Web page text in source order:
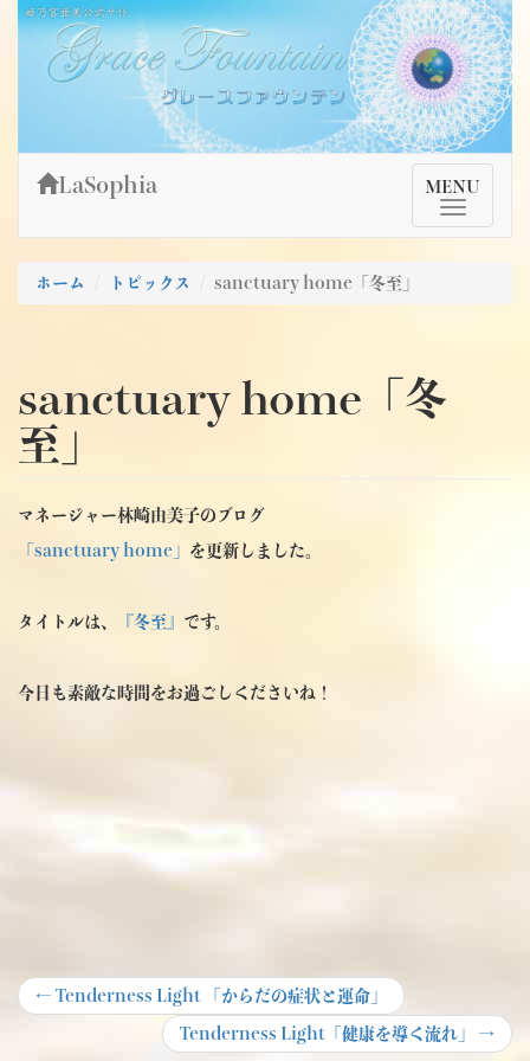
Skip
content
姫乃宮亜美公式サイト～Grace Fountain～
グレースファウンテン
TMenu
MENU
LaSophia
ホーム トピックス sanctuary home「冬至」
sanctuary home「冬
至」
マネージャー林崎由美子のブログ
「sanctuary home」 を更新しました。
タイトルは、 『冬至』 です。
今日も素敵な時間をお過ごしくださいね！
投
← Previous
post:
Tenderness Light 「からだの症状と運命」
Next
post:
Tenderness Light「健康を導く流れ」 →